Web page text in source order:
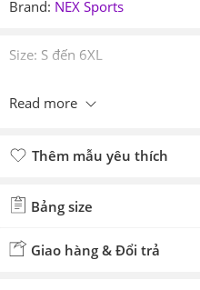
Brand: NEX Sports
Size: S đến 6XL
Read more
Thêm mẫu yêu thích
Bảng size
Giao hàng & Đổi trả